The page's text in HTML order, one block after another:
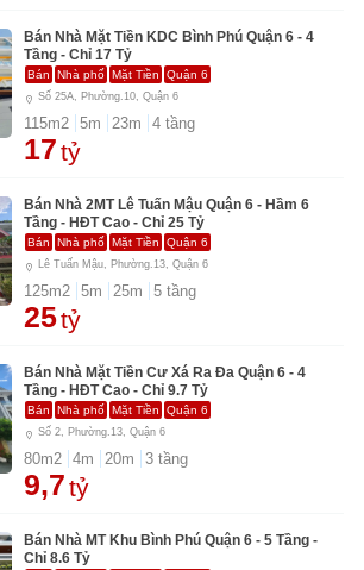
Bán Nhà Mặt Tiền KDC Bình Phú Quận 6 - 4
Tầng - Chỉ 17 Tỷ
Bán Nhà phố Mặt Tiền Quận 6
Số 25A, Phường.10, Quận 6
115m2 5m 23m 4 tầng
17tỷ
Bán Nhà 2MT Lê Tuấn Mậu Quận 6 - Hầm 6
Tầng - HĐT Cao - Chỉ 25 Tỷ
Bán Nhà phố Mặt Tiền Quận 6
Lê Tuấn Mậu, Phường.13, Quận 6
125m2 5m 25m 5 tầng
25tỷ
Bán Nhà Mặt Tiền Cư Xá Ra Đa Quận 6 - 4
Tầng - HĐT Cao - Chỉ 9.7 Tỷ
Bán Nhà phố Mặt Tiền Quận 6
Số 2, Phường.13, Quận 6
80m2 4m 20m 3 tầng
9,7tỷ
Bán Nhà MT Khu Bình Phú Quận 6 - 5 Tầng -
Chỉ 8.6 Tỷ